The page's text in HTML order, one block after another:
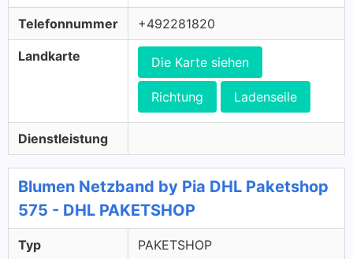
Telefonnummer +492281820
Landkarte Die Karte siehen
Richtung Ladenseile
Dienstleistung
Blumen Netzband by Pia DHL Paketshop
575 - DHL PAKETSHOP
Typ PAKETSHOP